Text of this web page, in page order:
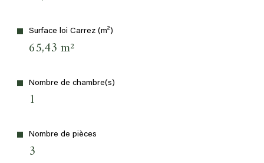
Surface loi Carrez (m²)
65,43 m²
Nombre de chambre(s)
1
Nombre de pièces
3